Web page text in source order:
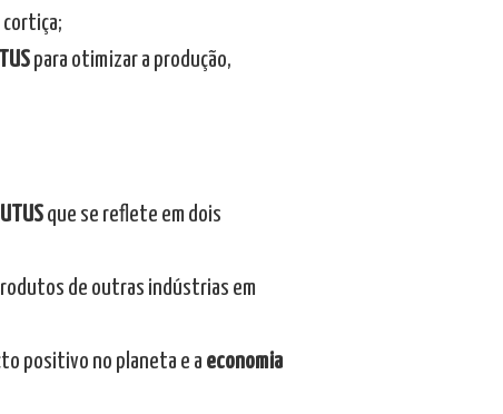
cortiça;
para otimizar a produção,
que se reflete em dois
de outras indústrias em
positivo no planeta e a economia